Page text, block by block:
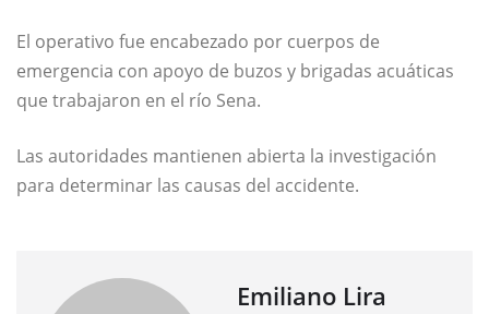
El operativo fue encabezado por cuerpos de
emergencia con apoyo de buzos y brigadas acuáticas
que trabajaron en el río Sena.
Las autoridades mantienen abierta la investigación
para determinar las causas del accidente.
Emiliano Lira